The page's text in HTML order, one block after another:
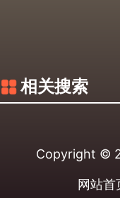
相关搜索
Copyright ©
网站首